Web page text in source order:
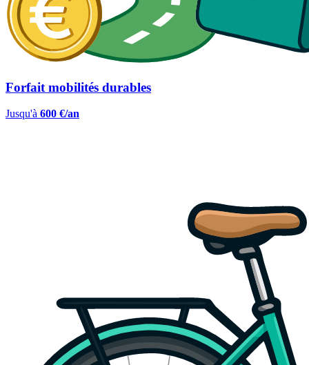
Forfait mobilités durables
Jusqu'à 600 €/an